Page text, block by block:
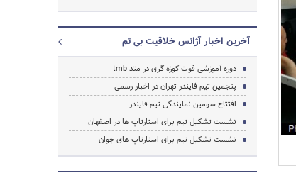
آخرین اخبار آژانس خلاقیت بی تم
دوره آموزشی فوت کوزه گری در متد tmb
پنجمین تیم فایندر تهران در اخبار رسمی
افتتاح سومین نمایندگی تیم فایندر
نشست تشکیل تیم برای استارتاپ ها در اصفهان
نشست تشکیل تیم برای استارتاپ های جوان